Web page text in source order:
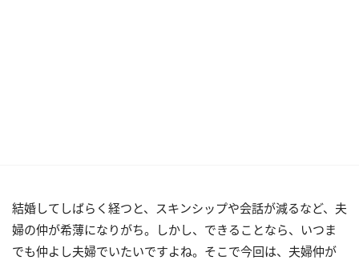
結婚してしばらく経つと、スキンシップや会話が減るなど、夫
婦の仲が希薄になりがち。しかし、できることなら、いつま
でも仲よし夫婦でいたいですよね。そこで今回は、夫婦仲が